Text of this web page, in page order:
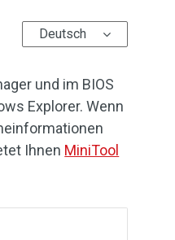
Deutsch
und im BIOS
Explorer. Wenn
Ihnen MiniTool